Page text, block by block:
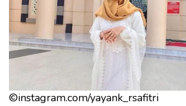
©instagram.com/yayank_rsafitri